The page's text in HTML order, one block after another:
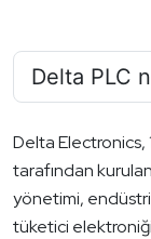
Delta Electronics,
tarafından
yönetimi,
tüketici